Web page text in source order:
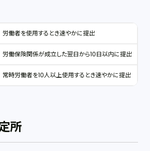
労働者を使用するとき速やかに提出
労働保険関係が成立した翌日から10日以内に提出
常時労働者を10人以上使用するとき速やかに提出
所